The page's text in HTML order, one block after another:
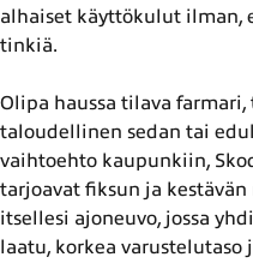
alhaiset käyttökulut ilman,
tinkiä.
Olipa haussa tilava farmari,
taloudellinen sedan tai
vaihtoehto kaupunkiin,
tarjoavat fiksun ja kestävän
itsellesi ajoneuvo, jossa
laatu, korkea varustelutaso